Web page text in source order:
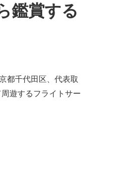
鑑賞する
都千代田区、代表取
遊するフライトサー